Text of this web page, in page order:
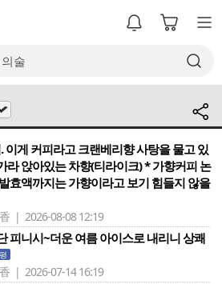
이게 커피라고 크랜베리향 사탕을 물고 있
라 앉아있는 차향(티라이크) * 가향커피 논
효액까지는 가향이라고 보기 힘들지 않을
| 2026-08-08 12:19
피니시~더운 여름 아이스로 내리니 상쾌
| 2026-07-14 16:19